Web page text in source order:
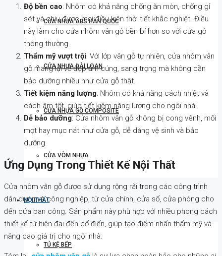
CỬA NHỰA ABS HÀN QUỐC
CỬA NHỰA ĐÀI LOAN
CỬA NHỰA GỖ COMPOSITE
CỬA VÒM NHỰA
NỘI THẤT
TỦ KỆ BẾP
Độ bền cao: Nhôm có khả năng chống ăn mòn, chống gỉ
sét và chịu được mọi điều kiện thời tiết khắc nghiệt. Điều
này làm cho cửa nhôm vân gỗ bền bỉ hơn so với cửa gỗ
thông thường.
Thẩm mỹ vượt trội: Với lớp vân gỗ tự nhiên, cửa nhôm vân
gỗ mang lại vẻ đẹp ấm cúng, sang trọng mà không cần
bảo dưỡng nhiều như cửa gỗ thật.
Tiết kiệm năng lượng: Nhôm có khả năng cách nhiệt và
cách âm tốt, giúp tiết kiệm năng lượng cho ngôi nhà.
Dễ bảo dưỡng: Cửa nhôm vân gỗ không bị cong vênh, mối
mọt hay mục nát như cửa gỗ, dễ dàng vệ sinh và bảo
dưỡng.
Ứng Dụng Trong Thiết Kế Nội Thất
Cửa nhôm vân gỗ được sử dụng rộng rãi trong các công trình
dân dụng và công nghiệp, từ cửa chính, cửa sổ, cửa phòng cho
đến cửa ban công. Sản phẩm này phù hợp với nhiều phong cách
thiết kế từ hiện đại đến cổ điển, giúp tạo điểm nhấn thẩm mỹ và
nâng cao giá trị cho ngôi nhà.